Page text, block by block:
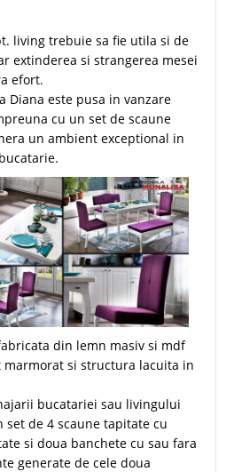
living trebuie sa fie utila si de
extinderea si strangerea mesei
efort.
Diana este pusa in vanzare
cu un set de scaune
un ambient exceptional in
din lemn masiv si mdf
si structura lacuita in
bucatariei sau livingului
de 4 scaune tapitate cu
si doua banchete cu sau fara
generate de cele doua